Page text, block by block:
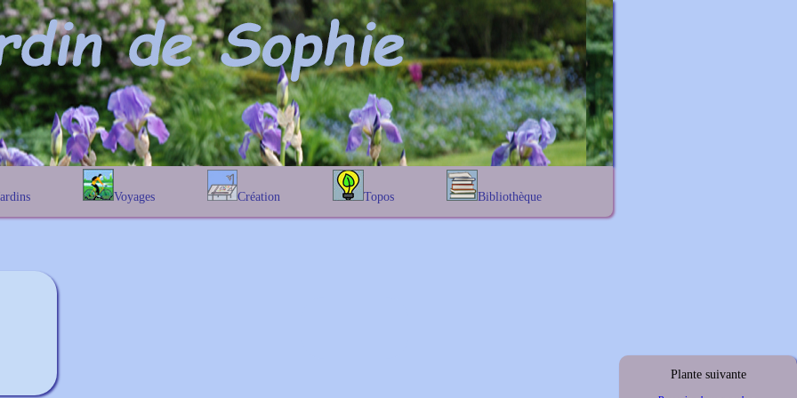
Voyages
En Belgique
Création
Prairies fleuries
Topos
Les chênes
Bibliothèque
Lexique noms propres
Plante suivante